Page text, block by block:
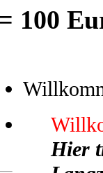
100
Hier